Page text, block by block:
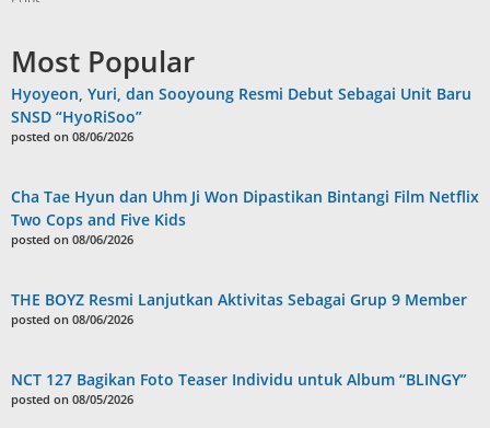
Most Popular
Hyoyeon, Yuri, dan Sooyoung Resmi Debut Sebagai Unit Baru
SNSD “HyoRiSoo”
posted on 08/06/2026
Cha Tae Hyun dan Uhm Ji Won Dipastikan Bintangi Film Netflix
Two Cops and Five Kids
posted on 08/06/2026
THE BOYZ Resmi Lanjutkan Aktivitas Sebagai Grup 9 Member
posted on 08/06/2026
NCT 127 Bagikan Foto Teaser Individu untuk Album “BLINGY”
posted on 08/05/2026